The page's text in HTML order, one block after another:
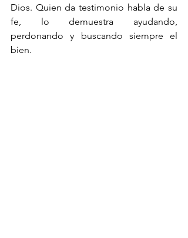
Dios. Quien da testimonio habla de su
fe, lo demuestra ayudando,
perdonando y buscando siempre el
bien.